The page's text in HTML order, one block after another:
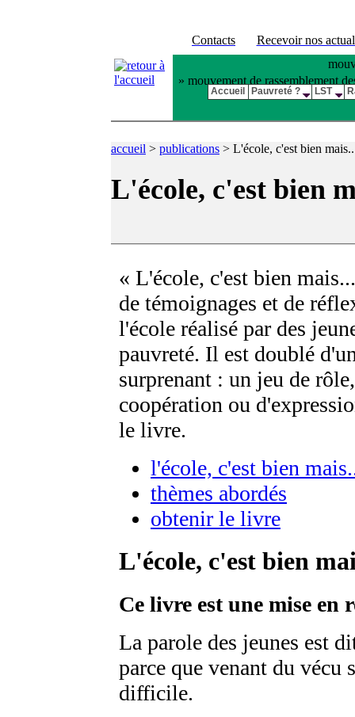
Contacts
Recevoir nos
» mouvement de rassemblement
accueil > publications > L'école, c'est bien
L'école, c'est bien
« L'école, c'est bien
de témoignages et de
l'école réalisé par des
pauvreté. Il est doublé
surprenant : un jeu de
coopération ou
le livre.
l'école, c'est bien
thèmes abordés
obtenir le livre
L'école, c'est bien
Ce livre est une mise en
La parole des jeunes est
parce que venant du vécu
difficile.
Accueil Pauvreté ? LST